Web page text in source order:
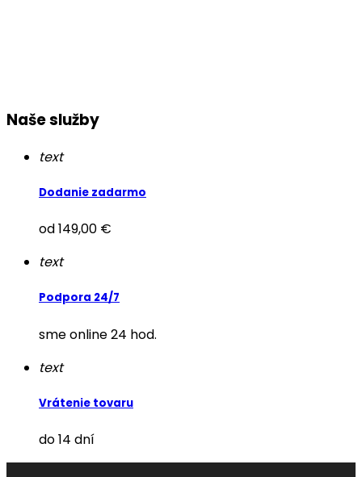
Naše služby
text
Dodanie zadarmo
od 149,00 €
text
Podpora 24/7
sme online 24 hod.
text
Vrátenie tovaru
do 14 dní